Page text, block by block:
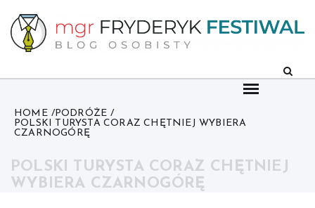
content
HOME
PODRÓŻE
POLSKI TURYSTA CORAZ CHĘTNIEJ WYBIERA
CZARNOGÓRĘ
POLSKI TURYSTA CORAZ CHĘTNIEJ
WYBIERA CZARNOGÓRĘ